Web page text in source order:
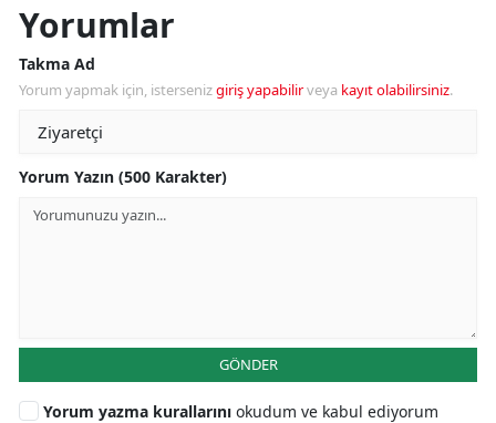
Yorumlar
Takma Ad
Yorum yapmak için, istersenizgiriş yapabilirveya kayıt olabilirsiniz.
Yorum Yazın (500 Karakter)
GÖNDER
Yorum yazma kurallarını okudum ve kabul ediyorum